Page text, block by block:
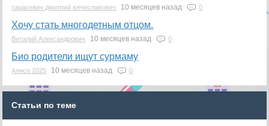
тарасевич дмитрий вячеславович 10 месяцев назад 0
Хочу стать многодетным отцом.
Виталий Александрович 10 месяцев назад 0
Био родители ищут сурмаму
Алиса 2025 10 месяцев назад 0
Статьи по теме